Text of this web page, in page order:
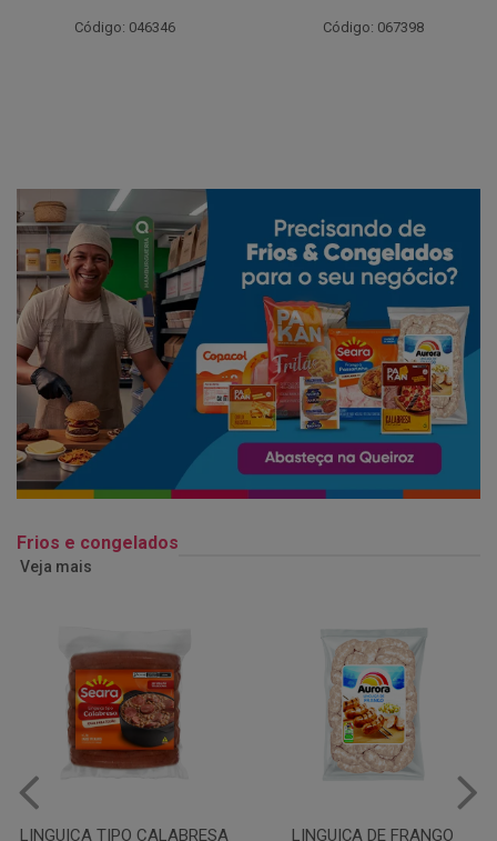
Código: 046346 Código: 067398
Frios e congelados
Veja mais
LINGUIÇA DE FRANGO QUEIJO MUSSARELA